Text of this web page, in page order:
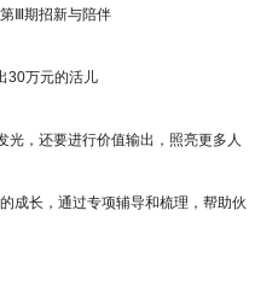
Ⅲ期招新与陪伴
30万元的活儿
光，还要进行价值输出，照亮更多人
成长，通过专项辅导和梳理，帮助伙